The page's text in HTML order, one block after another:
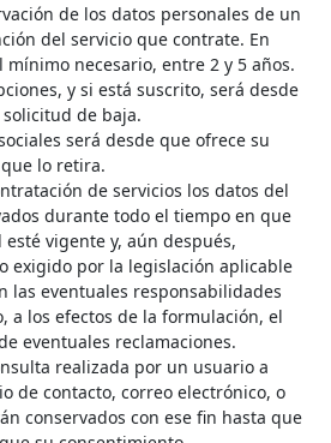
de los datos personales de un
del servicio que contrate. En
mínimo necesario, entre 2 y 5 años.
y si está suscrito, será desde
de baja.
será desde que ofrece su
lo retira.
de servicios los datos del
durante todo el tiempo en que
vigente y, aún después,
exigido por la legislación aplicable
las eventuales responsabilidades
a los efectos de la formulación, el
eventuales reclamaciones.
realizada por un usuario a
de contacto, correo electrónico, o
conservados con ese fin hasta que